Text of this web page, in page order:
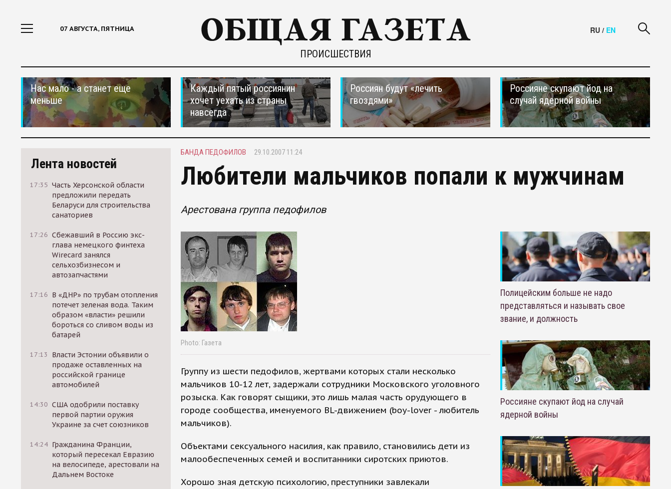
07 АВГУСТА, ПЯТНИЦА
ПРОИСШЕСТВИЯ
RU / EN
Нас мало - а станет еще
меньше
Каждый пятый россиянин
хочет уехать из страны
навсегда
Россиян будут «лечить
гвоздями»
Россияне скупают йод на
случай ядерной войны
Лента новостей
17:35 Часть Херсонской области
предложили передать
Беларуси для строительства
санаториев
17:26 Сбежавший в Россию экс-
глава немецкого финтеха
Wirecard занялся
сельхозбизнесом и
автозапчастями
17:16 В «ДНР» по трубам отопления
потечет зеленая вода. Таким
образом «власти» решили
бороться со сливом воды из
батарей
17:13
Власти Эстонии объявили о
продаже оставленных на
российской границе
автомобилей
14:30 США одобрили поставку
первой партии оружия
Украине за счет союзников
14:24 Гражданина Франции,
который пересекал Евразию
на велосипеде, арестовали на
Дальнем Востоке
БАНДА ПЕДОФИЛОВ 29.10.2007 11:24
Любители мальчиков попали к мужчинам
Арестована группа педофилов
Photo: Газета
Группу из шести педофилов, жертвами которых стали несколько
мальчиков 10-12 лет, задержали сотрудники Московского уголовного
розыска. Как говорят сыщики, это лишь малая часть орудующего в
городе сообщества, именуемого BL-движением (boy-lover - любитель
мальчиков).
Объектами сексуального насилия, как правило, становились дети из
малообеспеченных семей и воспитанники сиротских приютов.
Хорошо зная детскую психологию, преступники завлекали
Полицейским больше не надо
представляться и называть свое
звание, и должность
Россияне скупают йод на случай
ядерной войны